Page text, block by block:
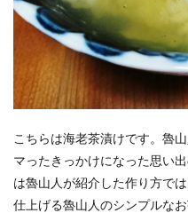
こちらは海老茶漬けです。魯
マったきっかけになった思い
は魯山人が紹介した作り方で
仕上げる魯山人のシンプルなお